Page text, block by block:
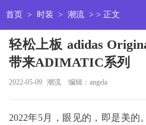
首页 > 时装 > 潮流 > > 正文
轻松上板 adidas
带来ADIMATIC系列
2022-05-09 潮流 编辑：angela
2022年5月，眼见的，即是美的